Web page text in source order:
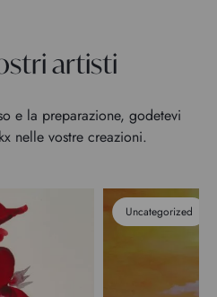
artisti
e la preparazione, godetevi
nelle vostre creazioni.
Uncategorized